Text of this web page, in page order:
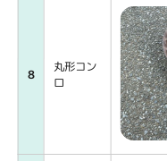
8
丸形コン
ロ